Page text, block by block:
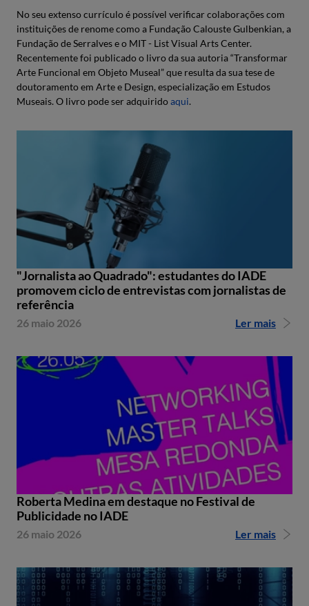
No seu extenso currículo é possível verificar colaborações com
instituições de renome como a Fundação Calouste Gulbenkian, a
Fundação de Serralves e o MIT - List Visual Arts Center.
Recentemente foi publicado o livro da sua autoria “Transformar
Arte Funcional em Objeto Museal” que resulta da sua tese de
doutoramento em Arte e Design, especialização em Estudos
Museais. O livro pode ser adquiridoaqui.
"Jornalista ao Quadrado": estudantes do IADE
promovem ciclo de entrevistas com jornalistas de
referência
26 maio 2026 Ler mais
Roberta Medina em destaque no Festival de
Publicidade no IADE
26 maio 2026 Ler mais